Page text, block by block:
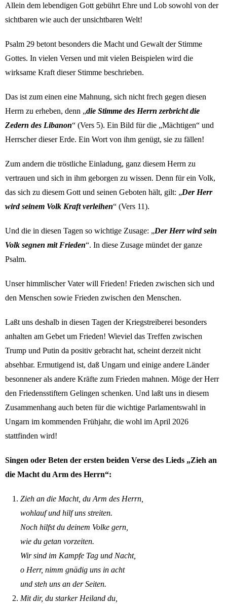
Allein dem lebendigen Gott gebührt Ehre und Lob sowohl von der
sichtbaren wie auch der unsichtbaren Welt!
Psalm 29 betont besonders die Macht und Gewalt der Stimme
Gottes. In vielen Versen und mit vielen Beispielen wird die
wirksame Kraft dieser Stimme beschrieben.
Das ist zum einen eine Mahnung, sich nicht frech gegen diesen
Herrn zu erheben, denn „die Stimme des Herrn zerbricht die
Zedern des Libanon“ (Vers 5). Ein Bild für die „Mächtigen“ und
Herrscher dieser Erde. Ein Wort von ihm genügt, sie zu fällen!
Zum andern die tröstliche Einladung, ganz diesem Herrn zu
vertrauen und sich in ihm geborgen zu wissen. Denn für ein Volk,
das sich zu diesem Gott und seinen Geboten hält, gilt: „Der Herr
wird seinem Volk Kraft verleihen“ (Vers 11).
Und die in diesen Tagen so wichtige Zusage: „Der Herr wird sein
Volk segnen mit Frieden“. In diese Zusage mündet der ganze
Psalm.
Unser himmlischer Vater will Frieden! Frieden zwischen sich und
den Menschen sowie Frieden zwischen den Menschen.
Laßt uns deshalb in diesen Tagen der Kriegstreiberei besonders
anhalten am Gebet um Frieden! Wieviel das Treffen zwischen
Trump und Putin da positiv gebracht hat, scheint derzeit nicht
absehbar. Ermutigend ist, daß Ungarn und einige andere Länder
besonnener als andere Kräfte zum Frieden mahnen. Möge der Herr
den Friedensstiftern Gelingen schenken. Und laßt uns in diesem
Zusammenhang auch beten für die wichtige Parlamentswahl in
Ungarn im kommenden Frühjahr, die wohl im April 2026
stattfinden wird!
Singen oder Beten der ersten beiden Verse des Lieds „Zieh an
die Macht du Arm des Herrn“:
Zieh an die Macht, du Arm des Herrn,
wohlauf und hilf uns streiten.
Noch hilfst du deinem Volke gern,
wie du getan vorzeiten.
Wir sind im Kampfe Tag und Nacht,
o Herr, nimm gnädig uns in acht
und steh uns an der Seiten.
Mit dir, du starker Heiland du,